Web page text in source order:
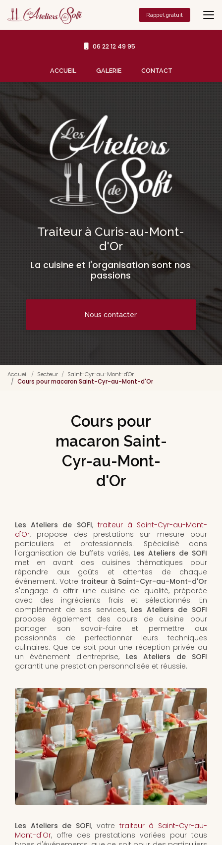
contenu
principal
06 22 12 49 95
ACCUEIL GALERIE CONTACT
Rappel gratuit
Traiteur à Curis-au-Mont-
d'Or
La cuisine et l'organisation sont nos
passions
Nous contacter
Accueil Secteur
Saint-Cyr-au-Mont-d'Or
Cours pour macaron Saint-Cyr-au-Mont-d'Or
Cours pour
macaron Saint-
Cyr-au-Mont-
d'Or
Les Ateliers de SOFI, traiteur à Saint-Cyr-au-Mont-
d'Or, propose des prestations sur mesure pour
particuliers et professionnels. Spécialisé dans
l'organisation de buffets variés, Les Ateliers de SOFI
met en avant des cuisines thématiques pour
répondre aux goûts et attentes de chaque
événement. Votre traiteur à Saint-Cyr-au-Mont-d'Or
s'engage à offrir une cuisine de qualité, préparée
avec des ingrédients frais et sélectionnés. En
complément de ses services, Les Ateliers de SOFI
propose également des cours de cuisine pour
partager son savoir-faire et permettre aux
passionnés de perfectionner leurs techniques
culinaires. Que ce soit pour une réception privée ou
un événement d'entreprise, Les Ateliers de SOFI
garantit une prestation personnalisée et réussie.
Les Ateliers de SOFI, votre traiteur à Saint-Cyr-au-
Mont-d'Or, offre des prestations variées pour tous